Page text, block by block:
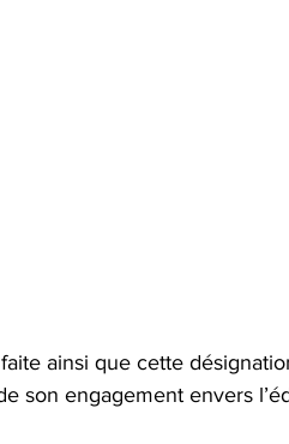
ainsi que cette
son engagement envers